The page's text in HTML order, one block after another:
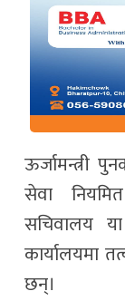
ऊर्जामन्त्री
सेवा
सचिवालय
कार्यालयमा
छन्।